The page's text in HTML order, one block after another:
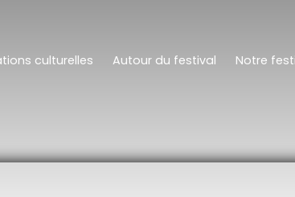
culturelles Autour du festival Notre